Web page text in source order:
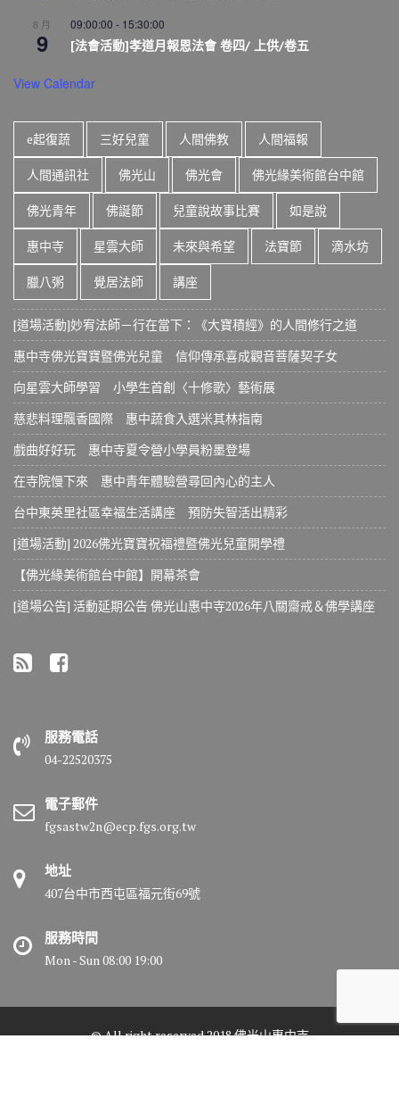
8 月
9
09:00:00 - 15:30:00
[法會活動]孝道月報恩法會 卷四/ 上供/卷五
View Calendar
e起復蔬 三好兒童 人間佛教 人間福報
人間通訊社 佛光山 佛光會 佛光緣美術館台中館
佛光青年 佛誕節 兒童說故事比賽 如是說
惠中寺 星雲大師 未來與希望 法寶節 滴水坊
臘八粥 覺居法師 講座
[道場活動]妙宥法師－行在當下：《大寶積經》的人間修行之道
惠中寺佛光寶寶暨佛光兒童 信仰傳承喜成觀音菩薩契子女
向星雲大師學習 小學生首創〈十修歌〉藝術展
慈悲料理飄香國際 惠中蔬食入選米其林指南
戲曲好好玩 惠中寺夏令營小學員粉墨登場
在寺院慢下來 惠中青年體驗營尋回內心的主人
台中東英里社區幸福生活講座 預防失智活出精彩
[道場活動] 2026佛光寶寶祝福禮暨佛光兒童開學禮
【佛光緣美術館台中館】開幕茶會
[道場公告] 活動延期公告 佛光山惠中寺2026年八關齋戒＆佛學講座
服務電話
04-22520375
電子郵件
fgsastw2n@ecp.fgs.org.tw
地址
407台中市西屯區福元街69號
服務時間
Mon - Sun 08:00 19:00
© All right reserved 2018 佛光山惠中寺